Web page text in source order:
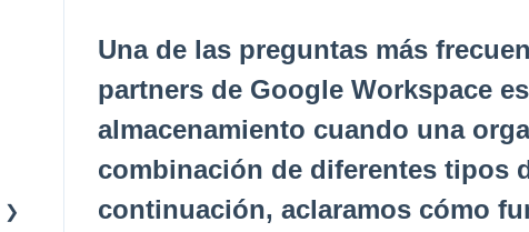
Una de las preguntas más
partners de Google Workspace
almacenamiento cuando una
combinación de diferentes tipos
continuación, aclaramos cómo